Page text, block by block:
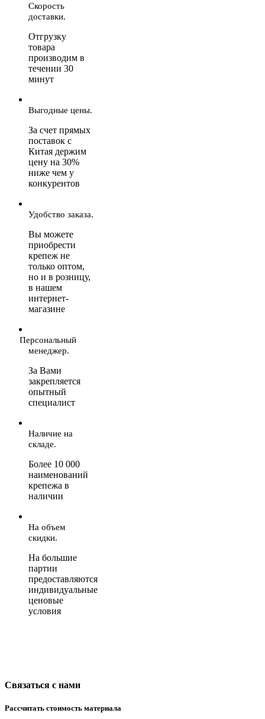
Скорость
доставки.
Отгрузку
товара
производим в
течении 30
минут
Выгодные цены.
За счет прямых
поставок с
Китая держим
цену на 30%
ниже чем у
конкурентов
Удобство заказа.
Вы можете
приобрести
крепеж не
только оптом,
но и в розницу,
в нашем
интернет-
магазине
Персональный
менеджер.
За Вами
закрепляется
опытный
специалист
Наличие на
складе.
Более 10 000
наименований
крепежа в
наличии
На объем
скидки.
На большие
партии
предоставляются
индивидуальные
ценовые
условия
Связаться с нами
Рассчитать стоимость материала